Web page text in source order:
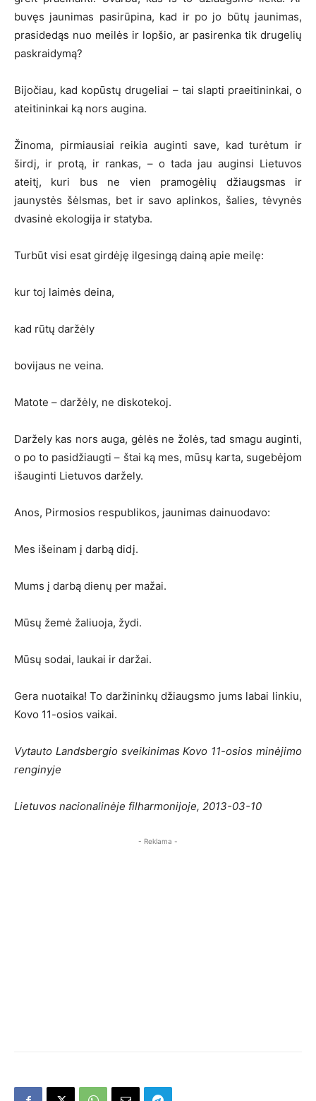
buvęs jaunimas pasirūpina, kad ir po jo būtų jaunimas,
prasidedąs nuo meilės ir lopšio, ar pasirenka tik drugelių
paskraidymą?
Bijočiau, kad kopūstų drugeliai – tai slapti praeitininkai, o
ateitininkai ką nors augina.
Žinoma, pirmiausiai reikia auginti save, kad turėtum ir
širdį, ir protą, ir rankas, – o tada jau auginsi Lietuvos
ateitį, kuri bus ne vien pramogėlių džiaugsmas ir
jaunystės šėlsmas, bet ir savo aplinkos, šalies, tėvynės
dvasinė ekologija ir statyba.
Turbūt visi esat girdėję ilgesingą dainą apie meilę:
kur toj laimės deina,
kad rūtų daržėly
bovijaus ne veina.
Matote – daržėly, ne diskotekoj.
Daržely kas nors auga, gėlės ne žolės, tad smagu auginti,
o po to pasidžiaugti – štai ką mes, mūsų karta, sugebėjom
išauginti Lietuvos daržely.
Anos, Pirmosios respublikos, jaunimas dainuodavo:
Mes išeinam į darbą didį.
Mums į darbą dienų per mažai.
Mūsų žemė žaliuoja, žydi.
Mūsų sodai, laukai ir daržai.
Gera nuotaika! To daržininkų džiaugsmo jums labai linkiu,
Kovo 11-osios vaikai.
Vytauto Landsbergio sveikinimas Kovo 11-osios minėjimo
renginyje
Lietuvos nacionalinėje filharmonijoje, 2013-03-10
- Reklama -